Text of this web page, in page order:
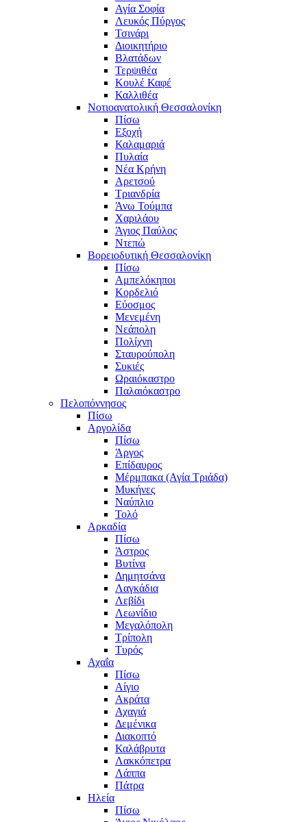
Αγία Σοφία
Λευκός Πύργος
Τσινάρι
Διοικητήριο
Βλατάδων
Τερψιθέα
Κουλέ Καφέ
Καλλιθέα
Νοτιοανατολική Θεσσαλονίκη
Πίσω
Εξοχή
Καλαμαριά
Πυλαία
Νέα Κρήνη
Αρετσού
Τριανδρία
Άνω Τούμπα
Χαριλάου
Άγιος Παύλος
Ντεπώ
Βορειοδυτική Θεσσαλονίκη
Πίσω
Αμπελόκηποι
Κορδελιό
Εύοσμος
Μενεμένη
Νεάπολη
Πολίχνη
Σταυρούπολη
Συκιές
Ωραιόκαστρο
Παλαιόκαστρο
Πελοπόννησος
Πίσω
Αργολίδα
Πίσω
Άργος
Επίδαυρος
Μέρμπακα (Αγία Τριάδα)
Μυκήνες
Ναύπλιο
Τολό
Αρκαδία
Πίσω
Άστρος
Βυτίνα
Δημητσάνα
Λαγκάδια
Λεβίδι
Λεωνίδιο
Μεγαλόπολη
Τρίπολη
Τυρός
Αχαΐα
Πίσω
Αίγιο
Ακράτα
Αχαγιά
Δεμένικα
Διακοπτό
Καλάβρυτα
Λακκόπετρα
Λάππα
Πάτρα
Ηλεία
Πίσω